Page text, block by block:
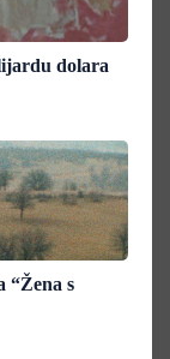
dolara
“Žena s